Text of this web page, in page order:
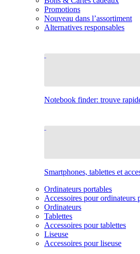
Promotions
Nouveau dans l’assortiment
Alternatives responsables
Notebook finder: trouve
Smartphones, tablettes et
Ordinateurs portables
Accessoires pour ordinateurs
Ordinateurs
Tablettes
Accessoires pour tablettes
Liseuse
Accessoires pour liseuse